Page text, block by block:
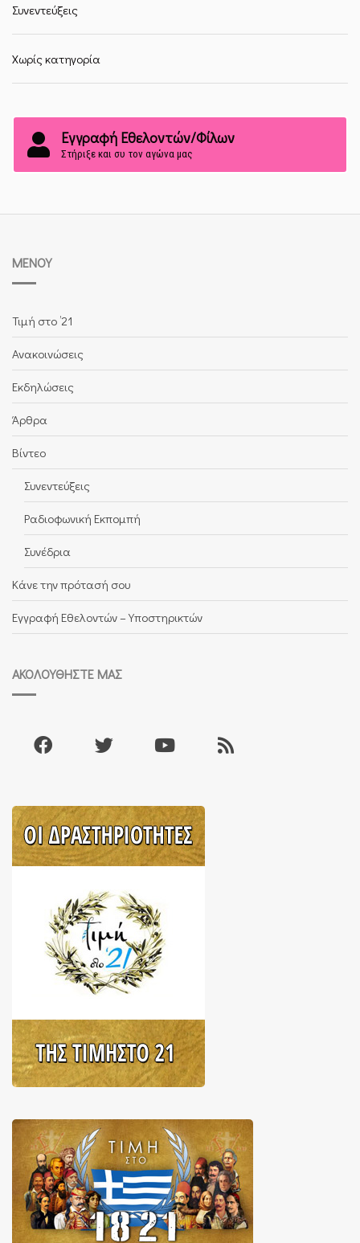
Συνεντεύξεις
Χωρίς κατηγορία
Εγγραφή Εθελοντών/Φίλων
Στήριξε και συ τον αγώνα μας
ΜΕΝΟΎ
Τιμή στο ’21
Ανακοινώσεις
Εκδηλώσεις
Άρθρα
Βίντεο
Συνεντεύξεις
Ραδιοφωνική Εκπομπή
Συνέδρια
Κάνε την πρότασή σου
Εγγραφή Εθελοντών – Υποστηρικτών
ΑΚΟΛΟΥΘΉΣΤΕ ΜΑΣ